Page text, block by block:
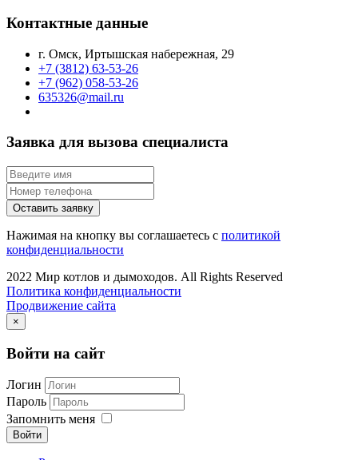
Контактные данные
г. Омск, Иртышская набережная, 29
+7 (3812) 63-53-26
+7 (962) 058-53-26
635326@mail.ru
Заявка для вызова специалиста
Оставить заявку
Нажимая на кнопку вы соглашаетесь с политикой
конфиденциальности
2022 Мир котлов и дымоходов. All Rights Reserved
Политика конфиденциальности
Продвижение сайта
×
Войти на сайт
Логин
Пароль
Запомнить меня
Войти